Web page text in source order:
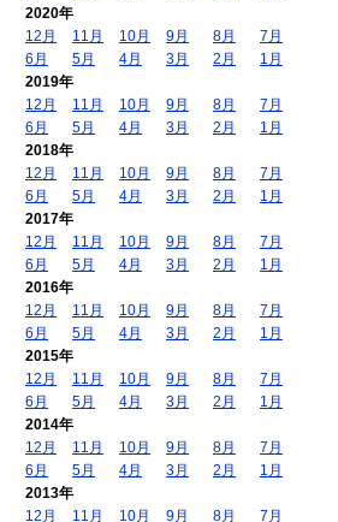
2020年
12月
11月 10月 9月 8月
7月
6月
5月 4月 3月 2月
1月
2019年
12月
11月 10月 9月 8月
7月
6月
5月 4月 3月 2月
1月
2018年
12月
11月 10月 9月 8月
7月
6月
5月 4月 3月 2月
1月
2017年
12月
11月 10月 9月 8月
7月
6月
5月 4月 3月 2月
1月
2016年
12月
11月 10月 9月 8月
7月
6月
5月 4月 3月 2月
1月
2015年
12月
11月 10月 9月 8月
7月
6月
5月 4月 3月 2月
1月
2014年
12月
11月 10月 9月 8月
7月
6月
5月 4月 3月 2月
1月
2013年
12月
11月 10月 9月 8月 7月